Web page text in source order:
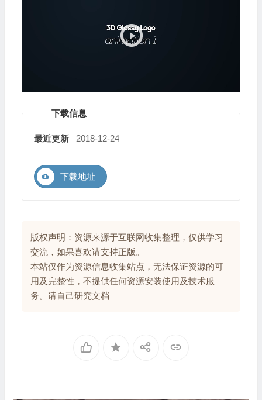
下载信息
最近更新 2018-12-24
下载地址
版权声明：资源来源于互联网收集整理，仅供学习
交流，如果喜欢请支持正版。
本站仅作为资源信息收集站点，无法保证资源的可
用及完整性，不提供任何资源安装使用及技术服
务。请自己研究文档